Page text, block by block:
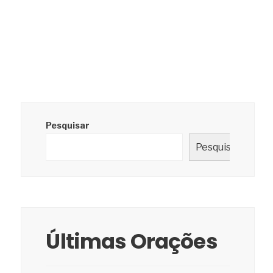
Pesquisar
Pesquisar
Últimas Orações